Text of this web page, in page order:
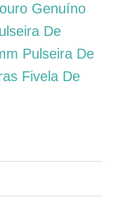
Genuíno
De
Pulseira De
Fivela De